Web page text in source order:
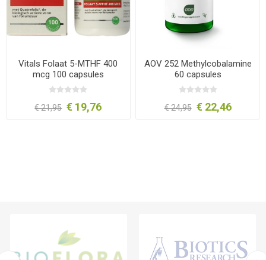
Vitals Folaat 5-MTHF 400
mcg 100 capsules
€ 21,95 € 19,76
AOV 252 Methylcobalamine
60 capsules
€ 24,95 € 22,46